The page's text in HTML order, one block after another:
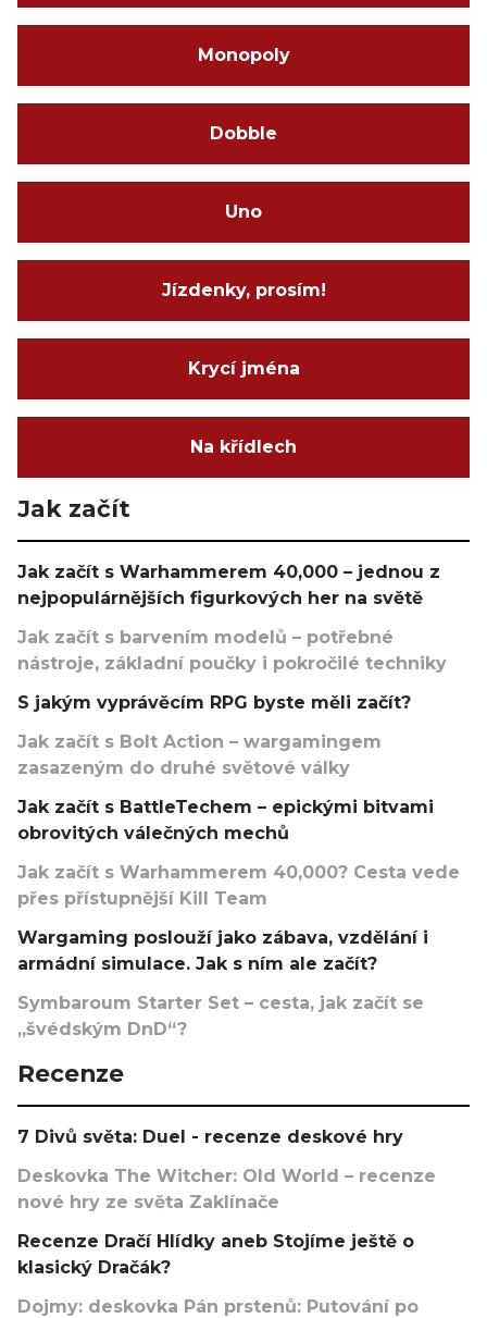
Monopoly
Dobble
Uno
Jízdenky, prosím!
Krycí jména
Na křídlech
Jak začít
Jak začít s Warhammerem 40,000 – jednou z
nejpopulárnějších figurkových her na světě
Jak začít s barvením modelů – potřebné
nástroje, základní poučky i pokročilé techniky
S jakým vyprávěcím RPG byste měli začít?
Jak začít s Bolt Action – wargamingem
zasazeným do druhé světové války
Jak začít s BattleTechem – epickými bitvami
obrovitých válečných mechů
Jak začít s Warhammerem 40,000? Cesta vede
přes přístupnější Kill Team
Wargaming poslouží jako zábava, vzdělání i
armádní simulace. Jak s ním ale začít?
Symbaroum Starter Set – cesta, jak začít se
„švédským DnD“?
Recenze
7 Divů světa: Duel - recenze deskové hry
Deskovka The Witcher: Old World – recenze
nové hry ze světa Zaklínače
Recenze Dračí Hlídky aneb Stojíme ještě o
klasický Dračák?
Dojmy: deskovka Pán prstenů: Putování po